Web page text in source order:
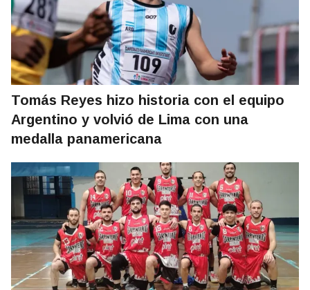
Tomás Reyes hizo historia con el equipo
Argentino y volvió de Lima con una
medalla panamericana